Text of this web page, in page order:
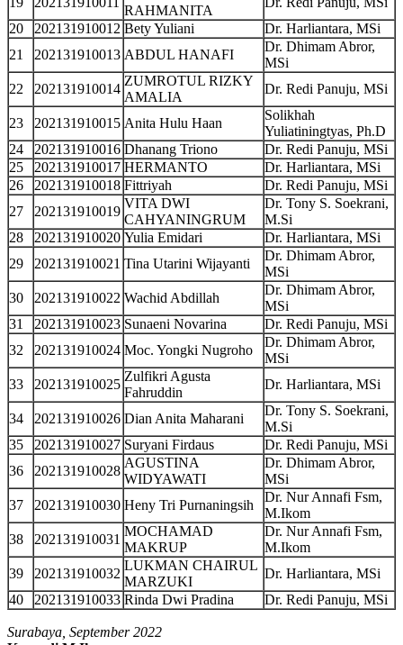
RAHMANITA
20
202131910012 Bety Yuliani
Dr. Harliantara, MSi
21
202131910013 ABDUL HANAFI
Dr. Dhimam Abror,
MSi
22
202131910014
ZUMROTUL RIZKY
AMALIA
Dr. Redi Panuju, MSi
23 202131910015 Anita Hulu Haan
Solikhah
Yuliatiningtyas, Ph.D
24
202131910016 Dhanang Triono
Dr. Redi Panuju, MSi
25
202131910017 HERMANTO
Dr. Harliantara, MSi
26
202131910018 Fittriyah
Dr. Redi Panuju, MSi
27
202131910019
VITA DWI
CAHYANINGRUM
Dr. Tony S. Soekrani,
M.Si
28
202131910020 Yulia Emidari
Dr. Harliantara, MSi
29
202131910021 Tina Utarini Wijayanti
Dr. Dhimam Abror,
MSi
30
202131910022 Wachid Abdillah
Dr. Dhimam Abror,
MSi
31
202131910023 Sunaeni Novarina
Dr. Redi Panuju, MSi
32
202131910024 Moc. Yongki Nugroho
Dr. Dhimam Abror,
MSi
33
202131910025
Zulfikri Agusta
Fahruddin
Dr. Harliantara, MSi
34 202131910026 Dian Anita Maharani
Dr. Tony S. Soekrani,
M.Si
35
202131910027 Suryani Firdaus
Dr. Redi Panuju, MSi
36
202131910028
AGUSTINA
WIDYAWATI
Dr. Dhimam Abror,
MSi
37
202131910030 Heny Tri Purnaningsih
Dr. Nur Annafi Fsm,
M.Ikom
38
202131910031
MOCHAMAD
MAKRUP
Dr. Nur Annafi Fsm,
M.Ikom
39
202131910032
LUKMAN CHAIRUL
MARZUKI
Dr. Harliantara, MSi
40
202131910033 Rinda Dwi Pradina Dr. Redi Panuju, MSi
Surabaya, September 2022